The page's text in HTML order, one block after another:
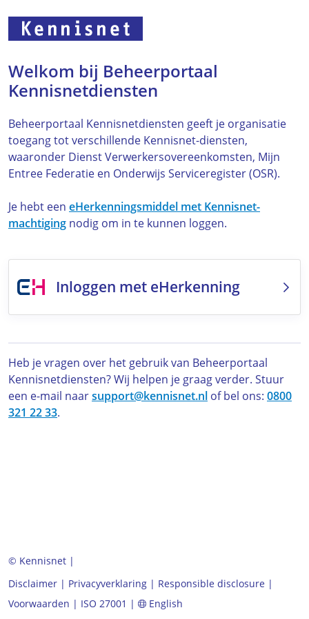
Welkom bij Beheerportaal
Kennisnetdiensten
Beheerportaal Kennisnetdiensten geeft je organisatie
toegang tot verschillende Kennisnet-diensten,
waaronder Dienst Verwerkersovereenkomsten, Mijn
Entree Federatie en Onderwijs Serviceregister (OSR).
Je hebt een eHerkenningsmiddel met Kennisnet-
machtiging nodig om in te kunnen loggen.
Inloggen met eHerkenning
Heb je vragen over het gebruik van Beheerportaal
Kennisnetdiensten? Wij helpen je graag verder. Stuur
een e-mail naarsupport@kennisnet.nl of bel ons: 0800
321 22 33.
© Kennisnet
Disclaimer
Privacyverklaring
Responsible disclosure
Voorwaarden
ISO 27001 English